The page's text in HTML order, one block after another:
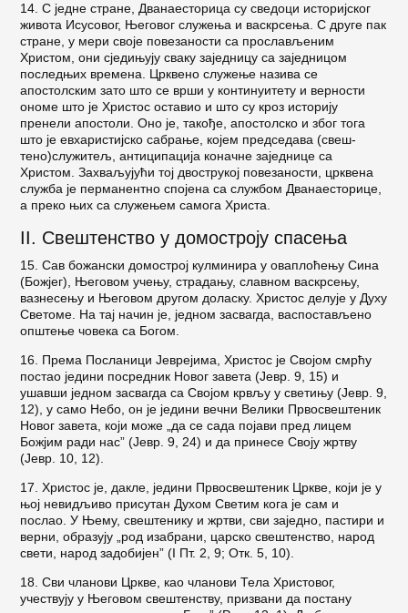
14. С једне стране, Дванаесторица су сведоци историјског
живота Исусовог, Његовог служења и васкрсења. С друге пак
стране, у мери своје пове­заности са прослављеним
Христом, они сједињују сваку заједницу са заједницом
последњих времена. Црквено служење назива се
апостолским зато што се врши у континуитету и верности
ономе што је Христос оставио и што су кроз историју
пренели апостоли. Оно је, такође, апостолско и због тога
што је евхаристијско сабрање, којем председава (свеш­
тено)служитељ, антиципација коначне заједнице са
Христом. Захваљујући тој двострукој повеза­ности, црквена
служба је перманентно спојена са службом Дванаесторице,
а преко њих са служењем самога Христа.
II. Свештенство у домостроју спасења
15. Сав божански домострој кулминира у ова­плоћењу Сина
(Божјег), Његовом учењу, страдању, славном васкрсењу,
вазнесењу и Његовом другом доласку. Христос делује у Духу
Светоме. На тај на­чин је, једном засвагда, васпостављено
општење човека са Богом.
16. Према Посланици Јеврејима, Христос је Сво­јом смрћу
постао једини посредник Новог завета (Јевр. 9, 15) и
ушавши једном засвагда са Својом крвљу у светињу (Јевр. 9,
12), у само Небо, он је једини вечни Велики Првосвештеник
Новог завета, који може „да се сада појави пред лицем
Божјим ради нас” (Јевр. 9, 24) и да принесе Своју жртву
(Јевр. 10, 12).
17. Христос је, дакле, једини Првосвештеник Цркве, који је у
њој невидљиво присутан Духом Светим кога је сам и
послао. У Њему, свештенику и жртви, сви заједно, пастири и
верни, образују „род изабрани, царско свештенство, народ
свети, народ задобијен” (I Пт. 2, 9; Отк. 5, 10).
18. Сви чланови Цркве, као чланови Тела Христо­вог,
учествују у Његовом свештенству, призвани да постану